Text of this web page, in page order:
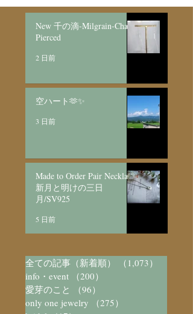
New 千の滴-Milgrain-Chain
Pierced
2 日前
空ハート🫶✨
3 日前
Made to Order Pair Necklace
新月と明けの三日
月/SV925
5 日前
全ての記事（新着順） （1,073）
info・event
（200）
愛芽のこと
（96）
only one jewelry
（275）